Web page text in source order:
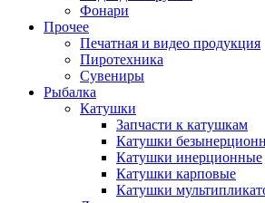
Фонари
Прочее
Печатная и видео продукция
Пиротехника
Сувениры
Рыбалка
Катушки
Запчасти к катушкам
Катушки
Катушки инерционные
Катушки карповые
Катушки